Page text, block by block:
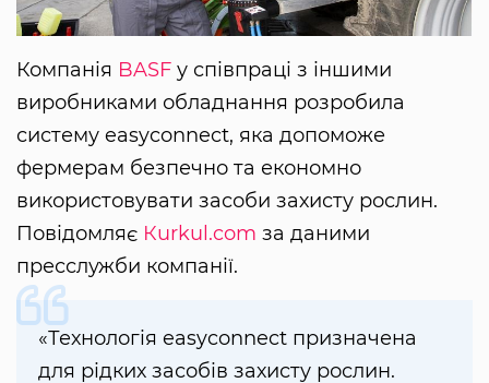
Компанія BASF у співпраці з іншими
виробниками обладнання розробила
систему easyconnect, яка допоможе
фермерам безпечно та економно
використовувати засоби захисту рослин.
Повідомляє Кurkul.com за даними
пресслужби компанії.
«Технологія easyconnect призначена
для рідких засобів захисту рослин.